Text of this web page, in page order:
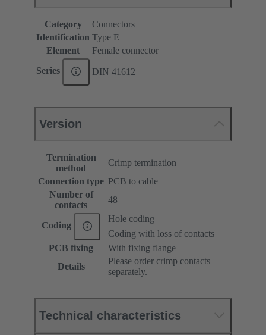
Category
Connectors
Identification Type E
Element
Female connector
Series DIN 41612
Version
Termination
method
Crimp termination
Connection type PCB to cable
Number of
contacts
48
Coding
Hole coding
Coding with loss of contacts
PCB fixing
With fixing flange
Details
Please order crimp contacts
separately.
Technical characteristics